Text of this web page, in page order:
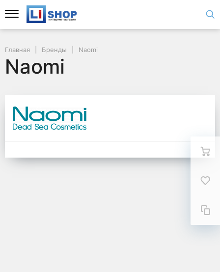
Главная Бренды Naomi
Naomi